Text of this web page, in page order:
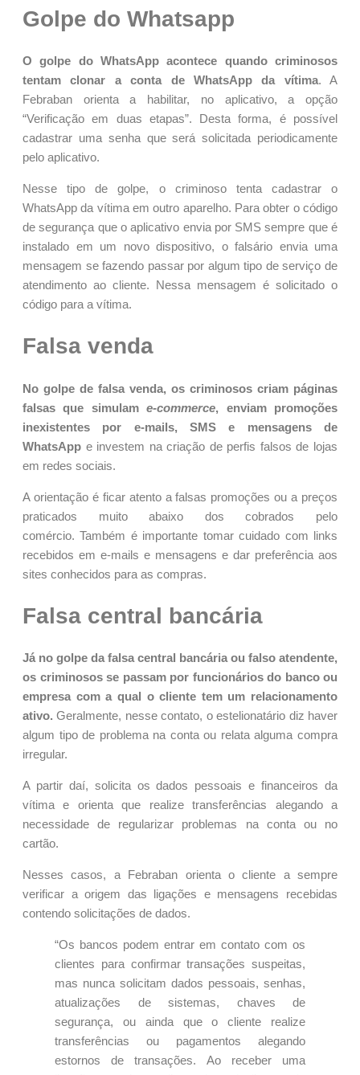
Golpe do Whatsapp
O golpe do WhatsApp acontece quando criminosos
tentam clonar a conta de WhatsApp da vítima. A
Febraban orienta a habilitar, no aplicativo, a opção
“Verificação em duas etapas”. Desta forma, é possível
cadastrar uma senha que será solicitada periodicamente
pelo aplicativo.
Nesse tipo de golpe, o criminoso tenta cadastrar o
WhatsApp da vítima em outro aparelho. Para obter o código
de segurança que o aplicativo envia por SMS sempre que é
instalado em um novo dispositivo, o falsário envia uma
mensagem se fazendo passar por algum tipo de serviço de
atendimento ao cliente. Nessa mensagem é solicitado o
código para a vítima.
Falsa venda
No golpe de falsa venda, os criminosos criam páginas
falsas que simulame-commerce, enviam promoções
inexistentes por e-mails, SMS e mensagens de
WhatsApp e investem na criação de perfis falsos de lojas
em redes sociais.
A orientação é ficar atento a falsas promoções ou a preços
praticados muito abaixo dos cobrados pelo
comércio. Também é importante tomar cuidado com links
recebidos em e-mails e mensagens e dar preferência aos
sites conhecidos para as compras.
Falsa central bancária
Já no golpe da falsa central bancária ou falso atendente,
os criminosos se passam por funcionários do banco ou
empresa com a qual o cliente tem um relacionamento
ativo. Geralmente, nesse contato, o estelionatário diz haver
algum tipo de problema na conta ou relata alguma compra
irregular.
A partir daí, solicita os dados pessoais e financeiros da
vítima e orienta que realize transferências alegando a
necessidade de regularizar problemas na conta ou no
cartão.
Nesses casos, a Febraban orienta o cliente a sempre
verificar a origem das ligações e mensagens recebidas
contendo solicitações de dados.
“Os bancos podem entrar em contato com os
clientes para confirmar transações suspeitas,
mas nunca solicitam dados pessoais, senhas,
atualizações de sistemas, chaves de
segurança, ou ainda que o cliente realize
transferências ou pagamentos alegando
estornos de transações. Ao receber uma